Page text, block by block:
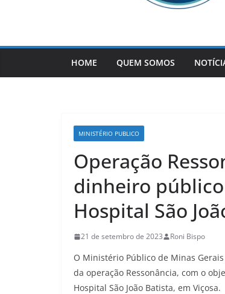
HOME QUEM SOMOS
MINISTÉRIO PUBLICO
Operação
dinheiro
Hospital São
21 de setembro de 2023 Roni Bispo
O Ministério Público de Minas
da operação Ressonância, com o
Hospital São João Batista, em Viçosa.